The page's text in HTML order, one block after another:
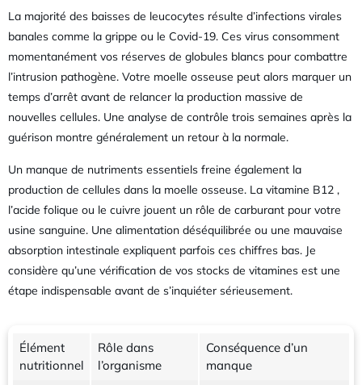
La majorité des baisses de leucocytes résulte d’infections virales
banales comme la grippe ou le Covid-19. Ces virus consomment
momentanément vos réserves de globules blancs pour combattre
l’intrusion pathogène. Votre moelle osseuse peut alors marquer un
temps d’arrêt avant de relancer la production massive de
nouvelles cellules. Une analyse de contrôle trois semaines après la
guérison montre généralement un retour à la normale.
Un manque de nutriments essentiels freine également la
production de cellules dans la moelle osseuse. La vitamine B12 ,
l’acide folique ou le cuivre jouent un rôle de carburant pour votre
usine sanguine. Une alimentation déséquilibrée ou une mauvaise
absorption intestinale expliquent parfois ces chiffres bas. Je
considère qu’une vérification de vos stocks de vitamines est une
étape indispensable avant de s’inquiéter sérieusement.
Élément
nutritionnel
Rôle dans
l’organisme
Conséquence d’un
manque